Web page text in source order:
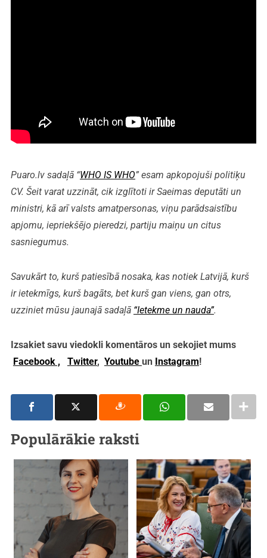
Puaro.lv sadaļā “WHO IS WHO” esam apkopojuši politiķu
CV. Šeit varat uzzināt, cik izglītoti ir Saeimas deputāti un
ministri, kā arī valsts amatpersonas, viņu parādsaistību
apjomu, iepriekšējo pieredzi, partiju maiņu un citus
sasniegumus.
Savukārt to, kurš patiesībā nosaka, kas notiek Latvijā, kurš
ir ietekmīgs, kurš bagāts, bet kurš gan viens, gan otrs,
uzziniet mūsu jaunajā sadaļā “Ietekme un nauda”.
Izsakiet savu viedokli komentāros un sekojiet mums
Facebook ,
Twitter, Youtube un Instagram!
Populārākie raksti